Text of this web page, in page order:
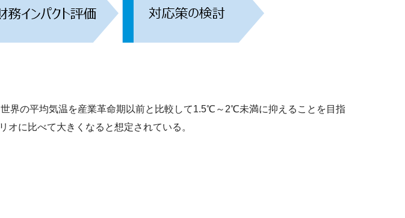
界の平均気温を産業革命期以前と比較して1.5℃～2℃未満に抑えることを目指
に比べて大きくなると想定されている。